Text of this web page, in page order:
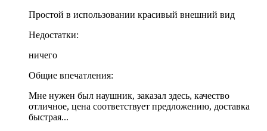
Простой в использовании красивый внешний вид
Недостатки:
ничего
Общие впечатления:
Мне нужен был наушник, заказал здесь, качество
отличное, цена соответствует предложению, доставка
быстрая...